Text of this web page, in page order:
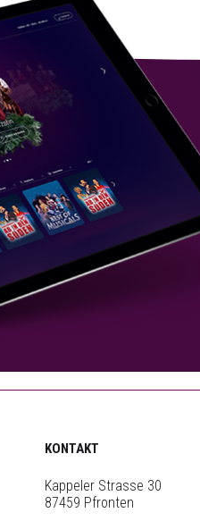
KONTAKT
Kappeler Strasse 30
87459 Pfronten